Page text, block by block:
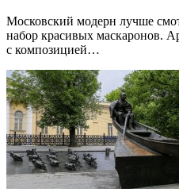
Московский модерн лучше
набор красивых маскаронов.
с композицией…